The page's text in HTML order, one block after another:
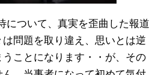
について、真実を歪曲した報道
問題を取り違え、思いとは逆
ことになります・・が、その